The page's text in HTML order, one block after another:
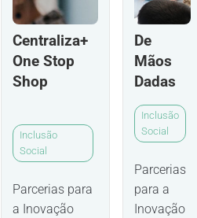
Centraliza+
One Stop
Shop
Inclusão
Social
Parcerias para
a Inovação
De
Mãos
Dadas
Inclusão
Social
Parcerias
para a
Inovação